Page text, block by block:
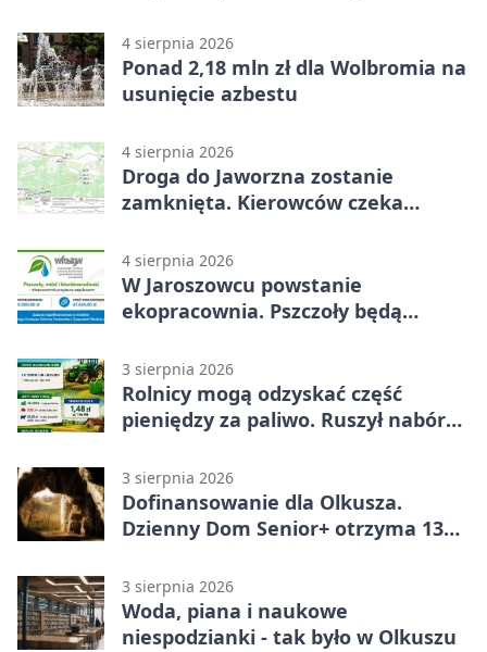
4 sierpnia 2026
Ponad 2,18 mln zł dla Wolbromia na
usunięcie azbestu
4 sierpnia 2026
Droga do Jaworzna zostanie
zamknięta. Kierowców czeka
4 sierpnia 2026
W Jaroszowcu powstanie
ekopracownia. Pszczoły będą
3 sierpnia 2026
Rolnicy mogą odzyskać część
pieniędzy za paliwo. Ruszył nabór
3 sierpnia 2026
Dofinansowanie dla Olkusza.
Dzienny Dom Senior+ otrzyma 134
3 sierpnia 2026
Woda, piana i naukowe
niespodzianki - tak było w Olkuszu